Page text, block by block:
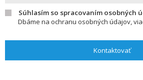
Súhlasím so spracovaním osobných
Dbáme na ochranu osobných údajov,
Kontaktovať